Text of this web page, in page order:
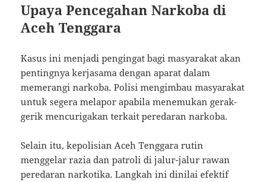
Upaya Pencegahan Narkoba di
Aceh Tenggara
Kasus ini menjadi pengingat bagi masyarakat akan
pentingnya kerjasama dengan aparat dalam
memerangi narkoba. Polisi mengimbau masyarakat
untuk segera melapor apabila menemukan gerak-
gerik mencurigakan terkait peredaran narkoba.
Selain itu, kepolisian Aceh Tenggara rutin
menggelar razia dan patroli di jalur-jalur rawan
peredaran narkotika. Langkah ini dinilai efektif